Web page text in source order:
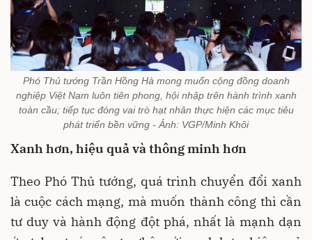
Phó Thủ tướng Trần Hồng Hà mong muốn cộng đồng doanh
nghiệp Việt Nam luôn tiên phong, hội nhập trên hành trình xanh
toàn cầu; tiếp tục đóng vai trò hạt nhân thực hiện các mục tiêu
phát triển bền vững - Ảnh: VGP/Minh Khôi
Xanh hơn, hiệu quả và thông minh hơn
Theo Phó Thủ tướng, quá trình chuyển đổi xanh
là cuộc cách mạng, mà muốn thành công thì cần
tư duy và hành động đột phá, nhất là mạnh dạn